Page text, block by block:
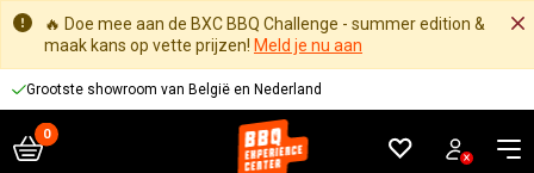
🔥 Doe mee aan de BXC BBQ Challenge - summer edition &
maak kans op vette prijzen! Meld je nu aan
Grootste showroom van België en Nederland